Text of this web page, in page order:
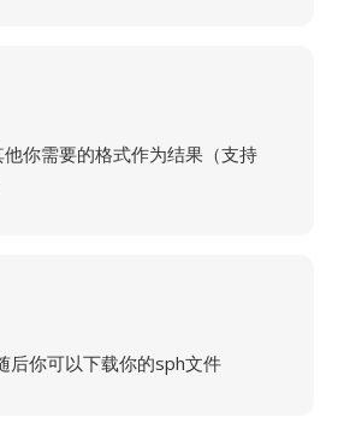
你需要的格式作为结果（支持
后你可以下载你的sph文件